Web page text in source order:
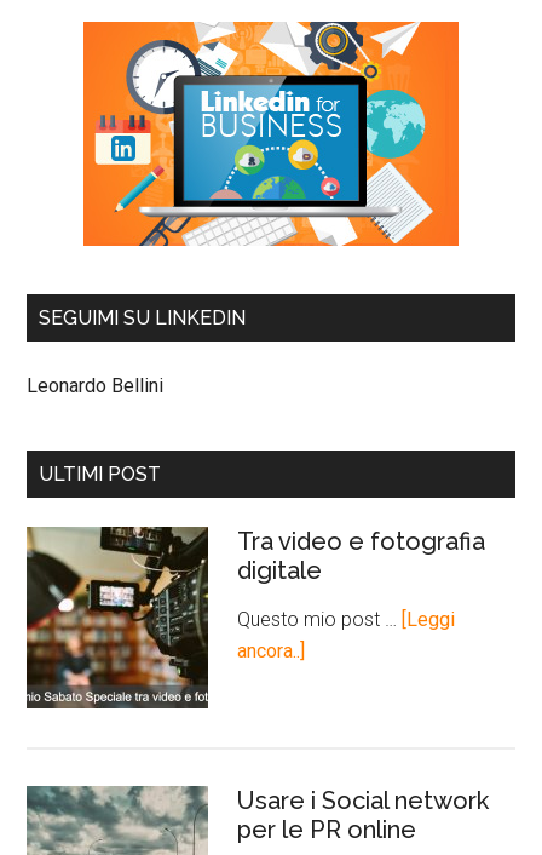
SEGUIMI SU LINKEDIN
Leonardo Bellini
ULTIMI POST
Tra video e fotografia
digitale
Questo mio post … [Leggi
ancora..]
Usare i Social network
per le PR online